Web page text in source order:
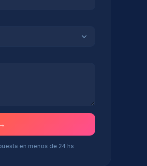
en menos de 24 hs